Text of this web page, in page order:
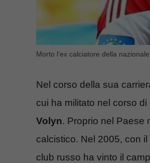
Morto l’ex calciatore della
Nel corso della sua
cui ha militato nel corso di
Volyn. Proprio nel Paese
calcistico. Nel 2005, con
club russo ha vinto il